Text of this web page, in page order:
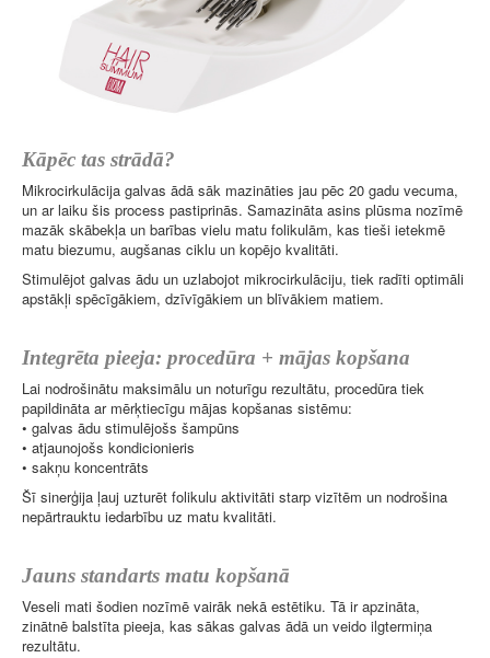
Kāpēc tas strādā?
Mikrocirkulācija galvas ādā sāk mazināties jau pēc 20 gadu vecuma,
un ar laiku šis process pastiprinās. Samazināta asins plūsma nozīmē
mazāk skābekļa un barības vielu matu folikulām, kas tieši ietekmē
matu biezumu, augšanas ciklu un kopējo kvalitāti.
Stimulējot galvas ādu un uzlabojot mikrocirkulāciju, tiek radīti optimāli
apstākļi spēcīgākiem, dzīvīgākiem un blīvākiem matiem.
Integrēta pieeja: procedūra + mājas kopšana
Lai nodrošinātu maksimālu un noturīgu rezultātu, procedūra tiek
papildināta ar mērķtiecīgu mājas kopšanas sistēmu:
• galvas ādu stimulējošs šampūns
• atjaunojošs kondicionieris
• sakņu koncentrāts
Šī sinerģija ļauj uzturēt folikulu aktivitāti starp vizītēm un nodrošina
nepārtrauktu iedarbību uz matu kvalitāti.
Jauns standarts matu kopšanā
Veseli mati šodien nozīmē vairāk nekā estētiku. Tā ir apzināta,
zinātnē balstīta pieeja, kas sākas galvas ādā un veido ilgtermiņa
rezultātu.